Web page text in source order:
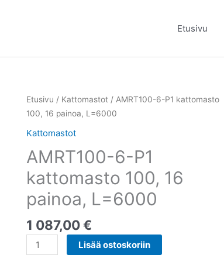
Etusivu
Etusivu / Kattomastot / AMRT100-6-P1 kattomasto
100, 16 painoa, L=6000
Kattomastot
AMRT100-6-P1
kattomasto 100, 16
painoa, L=6000
1 087,00€
AMRT100-
6-
kattomasto
100,
16
painoa,
L=6000
määrä
Lisää ostoskoriin